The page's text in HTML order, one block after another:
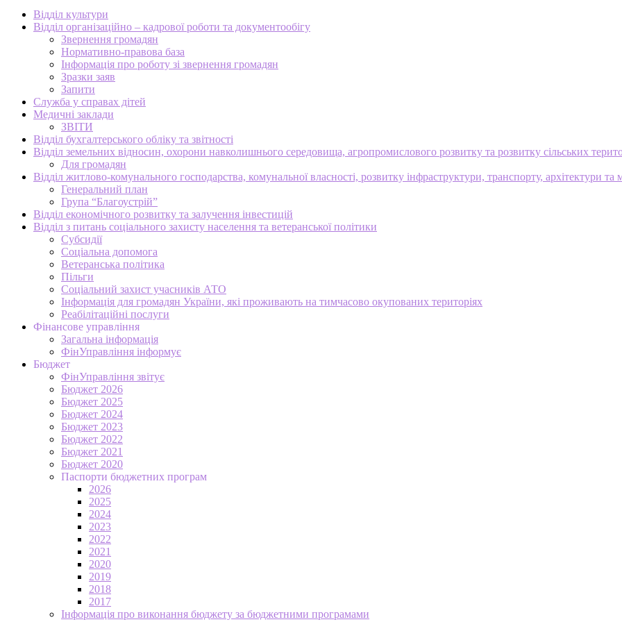
Відділ культури
Відділ організаційно – кадрової роботи та документообігу
Звернення громадян
Нормативно-правова база
Інформація про роботу зі звернення громадян
Зразки заяв
Запити
Служба у справах дітей
Медичні заклади
ЗВІТИ
Відділ бухгалтерського обліку та звітності
Відділ земельних відносин, охорони навколишнього середовища, агропромислового розвитку та розвитку сільських
Для громадян
Відділ житлово-комунального господарства, комунальної власності, розвитку інфраструктури, транспорту, архітектури та
Генеральний план
Група “Благоустрій”
Відділ економічного розвитку та залучення інвестицій
Відділ з питань соціального захисту населення та ветеранської політики
Субсидії
Соціальна допомога
Ветеранська політика
Пільги
Соціальний захист учасників АТО
Інформація для громадян України, які проживають на тимчасово окупованих територіях
Реабілітаційні послуги
Фінансове управління
Загальна інформація
ФінУправління інформує
Бюджет
ФінУправління звітує
Бюджет 2026
Бюджет 2025
Бюджет 2024
Бюджет 2023
Бюджет 2022
Бюджет 2021
Бюджет 2020
Паспорти бюджетних програм
2026
2025
2024
2023
2022
2021
2020
2019
2018
2017
Інформація про виконання бюджету за бюджетними програмами